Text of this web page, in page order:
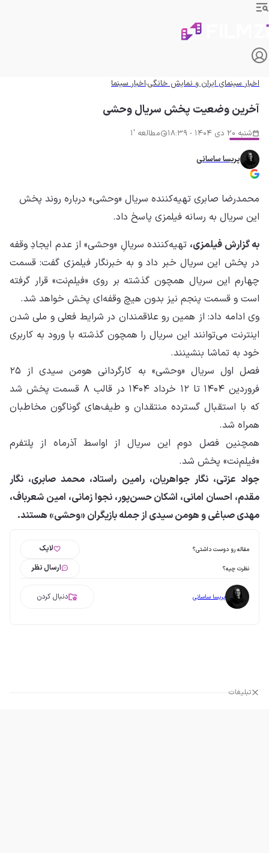
اخبار سینمای ایران و نمایش خانگیاخبار سینما
آخرین وضعیت پخش سریال وحشی
شنبه 20 دی 1404 - 18:39 مطالعه '1
پریسا ساسانی
محمدرضا صابری تهیه‌کننده سریال «وحشی» درباره روند پخش
این سریال به رسانه فیلمزی پاسخ داد.
به گزارش فیلمزی، تهیه‌کننده سریالِ «وحشی» از عدم ایجادِ وقفه
در پخش این سریال خبر داد و به خبرنگار فیلمزی گفت: قسمت
چهارم این سریال همچون گذشته بر روی «فیلم‌نت» قرار گرفته
است و قسمت پنجم نیز بدون هیچ وقفه‌ای پخش خواهد شد.
وی ادامه داد: از همین رو علاقمندان در شرایط فعلی و ملی شدن
اینترنت می‌توانند این سریال را همچون گذشته با ورود به کاربری
خود به تماشا بنشینند.
فصل اول سریال «وحشی» به کارگردانی هومن سیدی از ۲۵
فروردین ۱۴۰۴ تا ۱۲ خرداد ۱۴۰۴ در قالب ۸ قسمت پخش شد
که با استقبال گسترده منتقدان و طیف‌های‌ گوناگون مخاطبان
همراه شد‌.
همچنین فصل دوم این سریال از اواسط آذرماه از پلتفرم
«فیلم‌نت» پخش شد.
جواد عزتی، نگار جواهریان، رامین راستاد، محمد صابری، نگار
مقدم، احسان امانی، اشکان حسن‌پور، نجوا زمانی، امین شعرباف،
مهدی صباغی و هومن سیدی از جمله بازیگران «وحشی» هستند.
مقاله رو دوست داشتی؟ لایک
نظرت چیه؟ ارسال نظر
پریسا ساسانی دنبال کردن
تبلیغات